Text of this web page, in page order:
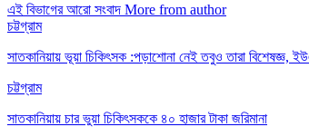
এই বিভাগের আরো সংবাদ More from author
চট্টগ্রাম
সাতকানিয়ায় ভূয়া চিকিৎসক :পড়াশোনা নেই তবুও তারা বিশেষজ্ঞ,
চট্টগ্রাম
সাতকানিয়ায় চার ভুয়া চিকিৎসককে ৪০ হাজার টাকা জরিমানা